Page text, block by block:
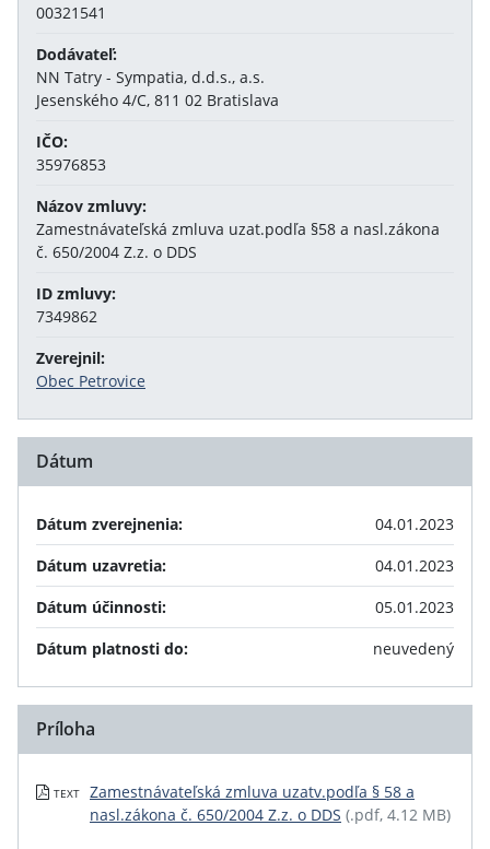
00321541
Dodávateľ:
NN Tatry - Sympatia, d.d.s., a.s.
Jesenského 4/C, 811 02 Bratislava
IČO:
35976853
Názov zmluvy:
Zamestnávateľská zmluva uzat.podľa §58 a nasl.zákona
č. 650/2004 Z.z. o DDS
ID zmluvy:
7349862
Zverejnil:
Obec Petrovice
Dátum
Dátum zverejnenia:
04.01.2023
Dátum uzavretia:
04.01.2023
Dátum účinnosti:
05.01.2023
Dátum platnosti do:
neuvedený
Príloha
TEXT
Zamestnávateľská zmluva uzatv.podľa § 58 a
nasl.zákona č. 650/2004 Z.z. o DDS (.pdf, 4.12 MB)